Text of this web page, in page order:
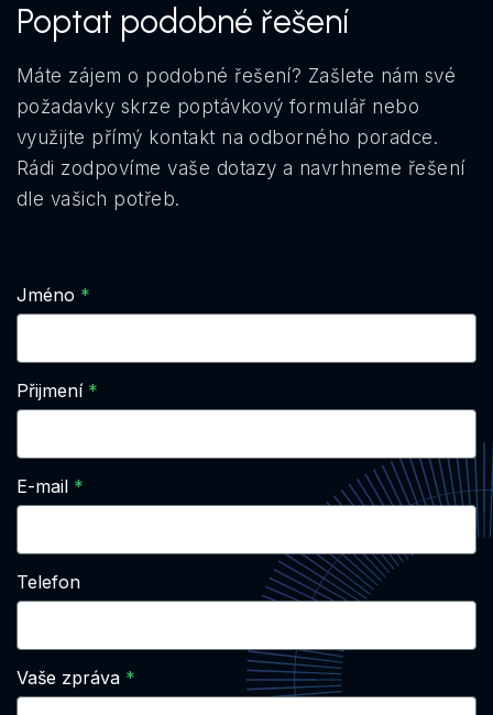
Poptat podobné řešení
Máte zájem o podobné řešení? Zašlete nám své
požadavky skrze poptávkový formulář nebo
využijte přímý kontakt na odborného poradce.
Rádi zodpovíme vaše dotazy a navrhneme řešení
dle vašich potřeb.
Jméno
Přijmení
E-mail
Telefon
Vaše zpráva